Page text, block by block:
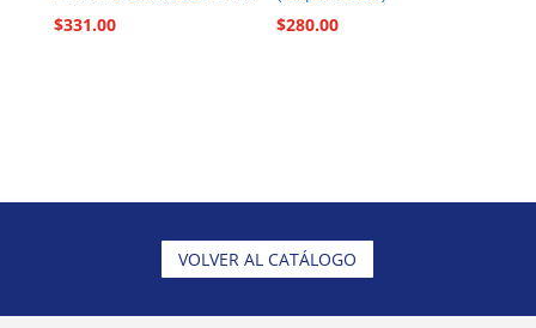
$331.00 $280.00
VOLVER AL CATÁLOGO